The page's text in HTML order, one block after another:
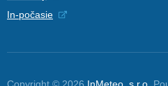
In-počasie
Copyright © 2026 InMeteo, s.r.o.